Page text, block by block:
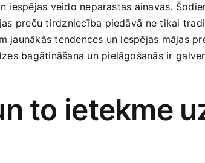
veido ‌neparastas ainavas.
preču tirdzniecība​ piedāvā⁣ ne tikai
jaunākās tendences un iespējas mājas
bagātināšana un pielāgošanās ir⁤
to ietekme